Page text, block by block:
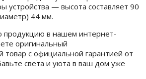
устройства — высота составляет 90
44 мм.
продукцию в нашем интернет-
оригинальный
с официальной гарантией от
света и уюта в ваш дом уже